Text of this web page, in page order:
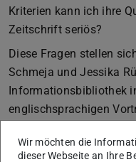
Kriterien kann ich ihre
Zeitschrift seriös?
Diese Fragen stellen
Schmeja und Jessika
Informationsbibliothek
englischsprachigen
6zq(Anmeldung nicht
Wir möchten die
dieser Webseite an Ihre